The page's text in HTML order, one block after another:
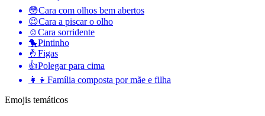
😳Cara com olhos bem abertos
😉Cara a piscar o olho
☺️Cara sorridente
🐤Pintinho
🤞 Figas
👍Polegar para cima
👩‍👧 Família composta por mãe e filha
Emojis temáticos